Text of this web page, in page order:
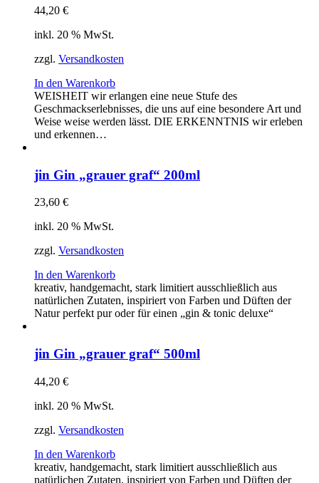
44,20 €
inkl. 20 % MwSt.
zzgl. Versandkosten
In den Warenkorb
WEISHEIT wir erlangen eine neue Stufe des
Geschmackserlebnisses, die uns auf eine besondere Art und
Weise weise werden lässt. DIE ERKENNTNIS wir erleben
und erkennen…
jin Gin „grauer graf“ 200ml
23,60 €
inkl. 20 % MwSt.
zzgl. Versandkosten
In den Warenkorb
kreativ, handgemacht, stark limitiert ausschließlich aus
natürlichen Zutaten, inspiriert von Farben und Düften der
Natur perfekt pur oder für einen „gin & tonic deluxe“
jin Gin „grauer graf“ 500ml
44,20 €
inkl. 20 % MwSt.
zzgl. Versandkosten
In den Warenkorb
kreativ, handgemacht, stark limitiert ausschließlich aus
natürlichen Zutaten, inspiriert von Farben und Düften der